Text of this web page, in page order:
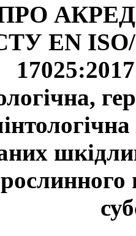
EN ISO/